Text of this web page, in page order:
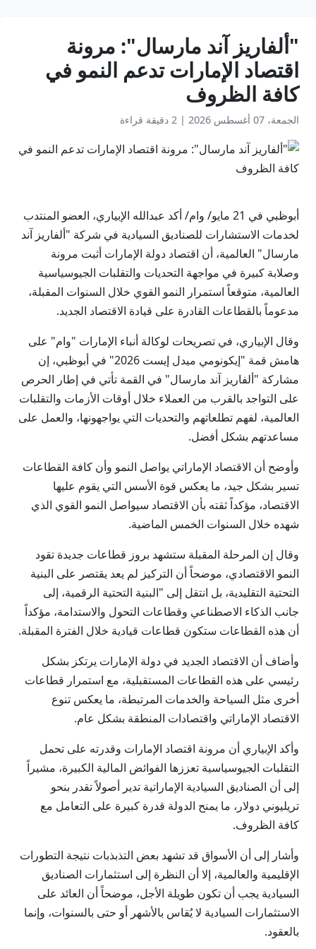
"ألفاريز آند مارسال": مرونة
اقتصاد الإمارات تدعم النمو في
كافة الظروف
الجمعة، 07 أغسطس 2026 | 2 دقيقة قراءة
أبوظبي في 21 مايو/ وام/ أكد عبدالله الإبياري، العضو المنتدب
لخدمات الاستشارات للصناديق السيادية في شركة "ألفاريز آند
مارسال" العالمية، أن اقتصاد دولة الإمارات أثبت مرونة
وصلابة كبيرة في مواجهة التحديات والتقلبات الجيوسياسية
العالمية، متوقعاً استمرار النمو القوي خلال السنوات المقبلة،
مدعوماً بالقطاعات القادرة على قيادة الاقتصاد الجديد.
وقال الإبياري، في تصريحات لوكالة أنباء الإمارات "وام" على
هامش قمة "إيكونومي ميدل إيست 2026" في أبوظبي، إن
مشاركة "ألفاريز آند مارسال" في القمة تأتي في إطار الحرص
على التواجد بالقرب من العملاء خلال أوقات الأزمات والتقلبات
العالمية، لفهم تطلعاتهم والتحديات التي يواجهونها، والعمل على
مساعدتهم بشكل أفضل.
وأوضح أن الاقتصاد الإماراتي يواصل النمو وأن كافة القطاعات
تسير بشكل جيد، ما يعكس قوة الأسس التي يقوم عليها
الاقتصاد، مؤكداً ثقته بأن الاقتصاد سيواصل النمو القوي الذي
شهده خلال السنوات الخمس الماضية.
وقال إن المرحلة المقبلة ستشهد بروز قطاعات جديدة تقود
النمو الاقتصادي، موضحاً أن التركيز لم يعد يقتصر على البنية
التحتية التقليدية، بل انتقل إلى "البنية التحتية الرقمية، إلى
جانب الذكاء الاصطناعي وقطاعات التحول والاستدامة، مؤكداً
أن هذه القطاعات ستكون قطاعات قيادية خلال الفترة المقبلة.
وأضاف أن الاقتصاد الجديد في دولة الإمارات يرتكز بشكل
رئيسي على هذه القطاعات المستقبلية، مع استمرار قطاعات
أخرى مثل السياحة والخدمات المرتبطة، ما يعكس تنوع
الاقتصاد الإماراتي واقتصادات المنطقة بشكل عام.
وأكد الإبياري أن مرونة اقتصاد الإمارات وقدرته على تحمل
التقلبات الجيوسياسية تعززها الفوائض المالية الكبيرة، مشيراً
إلى أن الصناديق السيادية الإماراتية تدير أصولاً تقدر بنحو
تريليوني دولار، ما يمنح الدولة قدرة كبيرة على التعامل مع
كافة الظروف.
وأشار إلى أن الأسواق قد تشهد بعض التذبذبات نتيجة التطورات
الإقليمية والعالمية، إلا أن النظرة إلى استثمارات الصناديق
السيادية يجب أن تكون طويلة الأجل، موضحاً أن العائد على
الاستثمارات السيادية لا يُقاس بالأشهر أو حتى بالسنوات، وإنما
بالعقود.